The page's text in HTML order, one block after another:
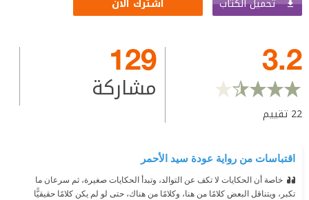
اشترك الآن
3.2
22 تقييم
129
مشاركة
اقتباسات من رواية عودة سيد الأحمر
خاصة أن الحكايات لا تكف عن التوالد، وتبدأ الحكايات صغيرة، ثم سرعان ما
تكبر، ويتناقل البعض كلامًا من هنا، وكلامًا من هناك، حتى لو لم يكن كلامًا حقيقيًّا